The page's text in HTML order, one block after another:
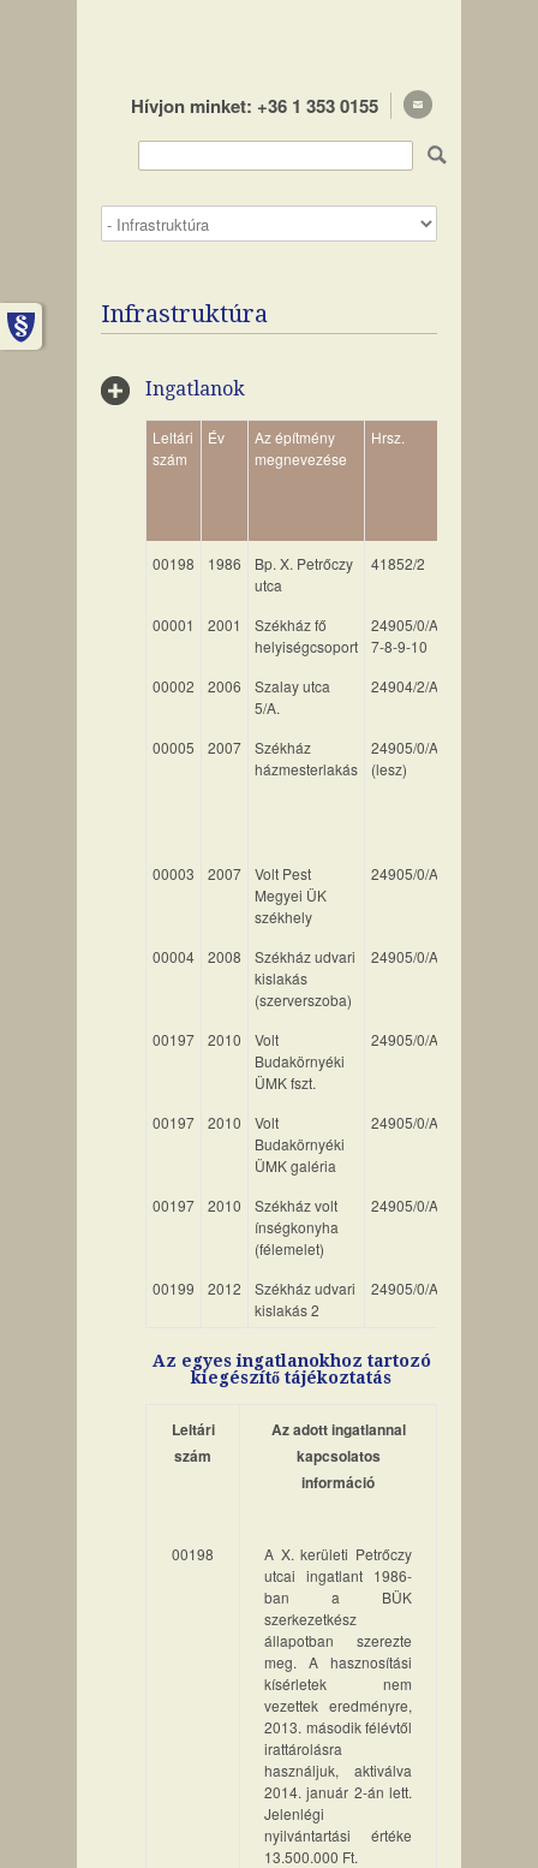
Hívjon minket: +36 1 353 0155
Infrastruktúra
Ingatlanok
Leltári
szám
Év
Az építmény
megnevezése
Hrsz.
00198
1986
Bp. X. Petrőczy
utca
41852/2
00001 2001
Székház fő
helyiségcsoport
24905/0/A/1-
7-8-9-10
00002 2006
Szalay utca
5/A.
24904/2/A/10
00005 2007
Székház
házmesterlakás
24905/0/A/30
(lesz)
00003
2007
Volt Pest
Megyei ÜK
székhely
24905/0/A/13
00004 2008
Székház udvari
kislakás
(szerverszoba)
24905/0/A/04
00197 2010
Volt
Budakörnyéki
ÜMK fszt.
24905/0/A/02
00197 2010
Volt
Budakörnyéki
ÜMK galéria
24905/0/A/03
00197 2010
Székház volt
ínségkonyha
(félemelet)
24905/0/A/06
00199 2012
Székház udvari
kislakás 2
24905/0/A/05
Az egyes ingatlanokhoz tartozó
kiegészítő tájékoztatás
Leltári
szám
Az adott ingatlannal
kapcsolatos
információ
00198
A X. kerületi Petrőczy
utcai ingatlant 1986-
ban a BÜK
szerkezetkész
állapotban szerezte
meg. A hasznosítási
kísérletek nem
vezettek eredményre,
2013. második félévtől
irattárolásra
használjuk, aktiválva
2014. január 2-án lett.
Jelenlégi
nyilvántartási értéke
13.500.000 Ft.